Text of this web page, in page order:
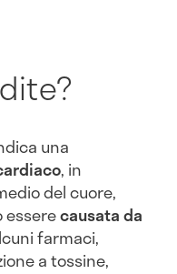
una
, in
del cuore,
esserecausata da
farmaci,
a tossine,